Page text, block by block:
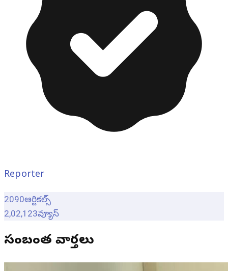
Reporter
2090ఆర్టికల్స్
2,02,123వ్యూస్
సంబంధిత వార్తలు